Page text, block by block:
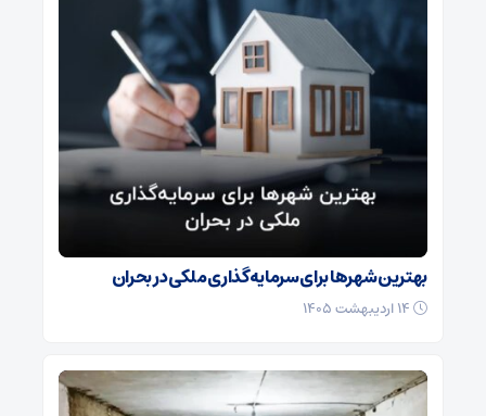
بهترین شهرها برای سرمایه‌گذاری ملکی در بحران